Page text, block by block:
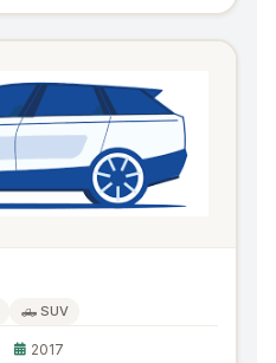
🛻 SUV
2017